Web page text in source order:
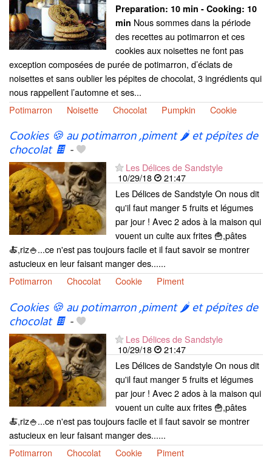
Preparation: 10 min - Cooking: 10
min Nous sommes dans la période
des recettes au potimarron et ces
cookies aux noisettes ne font pas
exception composées de purée de potimarron, d’éclats de
noisettes et sans oublier les pépites de chocolat, 3 ingrédients qui
nous rappellent l’automne et ses...
Potimarron
Noisette Chocolat Pumpkin Cookie
Cookies 🍪 au potimarron ,piment 🌶 et pépites de
chocolat 🍫 -
Les Délices de Sandstyle
10/29/18
21:47
Les Délices de Sandstyle On nous dit
qu'il faut manger 5 fruits et légumes
par jour ! Avec 2 ados à la maison qui
vouent un culte aux frites 🍟,pâtes
🍝,riz🍚...ce n'est pas toujours facile et il faut savoir se montrer
astucieux en leur faisant manger des......
Potimarron
Chocolat Cookie Piment
Cookies 🍪 au potimarron ,piment 🌶 et pépites de
chocolat 🍫 -
Les Délices de Sandstyle
10/29/18
21:47
Les Délices de Sandstyle On nous dit
qu'il faut manger 5 fruits et légumes
par jour ! Avec 2 ados à la maison qui
vouent un culte aux frites 🍟,pâtes
🍝,riz🍚...ce n'est pas toujours facile et il faut savoir se montrer
astucieux en leur faisant manger des......
Potimarron
Chocolat Cookie Piment